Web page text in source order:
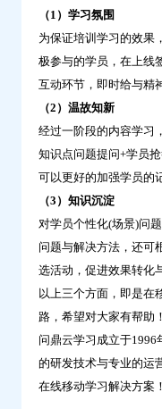
（1）学习氛围
为保证培训学习的效果
极参与的学员，在上线
互动环节，即时给与精
（2）温故知新
经过一阶段的内容学习
知识点问题提问+学员
可以更好的加强学员的
（3）知识沉淀
对学员个性化(场景)问
问题与解决方法，还可
选活动，促进效果转化
以上三个方面，即是在
路，希望对大家有帮助！
问鼎云学习成立于
的研发技术与专业的运
在线移动学习解决方案！